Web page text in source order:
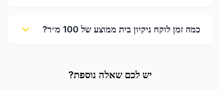
כמה זמן לוקח ניקיון בית ממוצע של 100 מ״ר?
יש לכם שאלה נוספת?